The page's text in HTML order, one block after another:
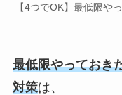
【4つでOK】最低限や
最低限やっておき
対策は、